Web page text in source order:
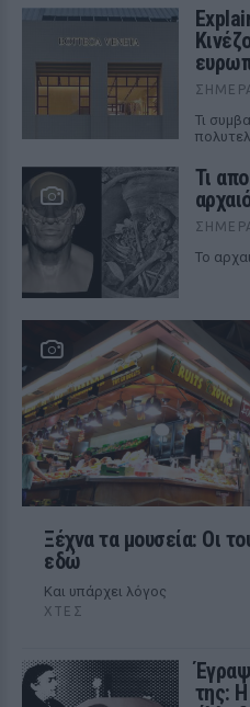
Τι
Τι
Το
Ξέχνα τα μουσεία: Οι
εδώ
Και υπάρχει λόγος
ΧΤΕΣ
της: